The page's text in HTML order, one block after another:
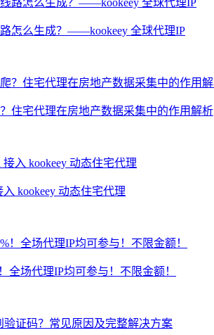
路怎么生成？——kookeey 全球代理IP
住宅代理在房地产数据采集中的作用解析
入 kookeey 动态住宅代理
全场代理IP均可参与！不限金额！